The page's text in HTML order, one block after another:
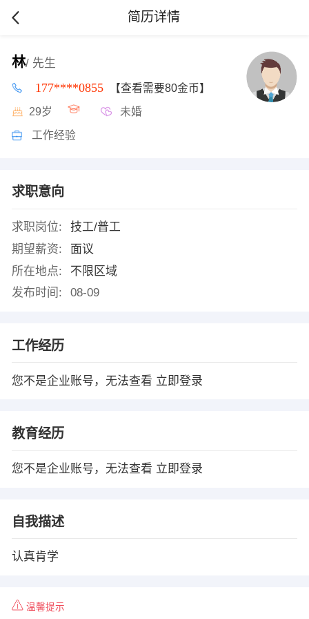
简历详情
林/ 先生
177****0855 【查看需要80金币】
29岁 未婚
工作经验
求职意向
求职岗位:
技工/普工
期望薪资:
面议
所在地点:
不限区域
发布时间:
08-09
工作经历
您不是企业账号，无法查看 立即登录
教育经历
您不是企业账号，无法查看 立即登录
自我描述
认真肯学
温馨提示